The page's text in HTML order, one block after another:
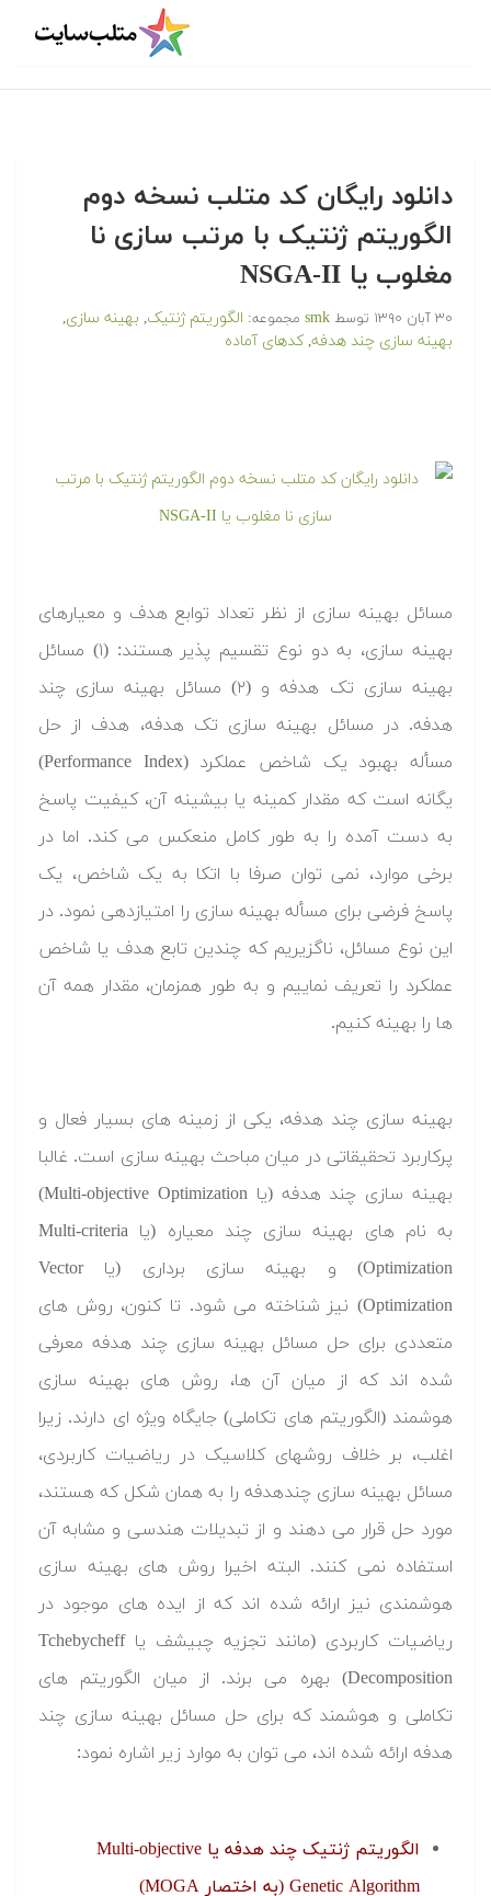
دانلود رایگان کد متلب نسخه دوم
الگوریتم ژنتیک با مرتب سازی نا
مغلوب یا NSGA-II
۳۰ آبان ۱۳۹۰ توسط smk مجموعه: الگوریتم ژنتیک, بهینه سازی,
بهینه سازی چند هدفه,کدهای آماده
مسائل بهینه سازی از نظر تعداد توابع هدف و معیارهای
بهینه سازی، به دو نوع تقسیم پذیر هستند: (۱) مسائل
بهینه سازی تک هدفه و (۲) مسائل بهینه سازی چند
هدفه. در مسائل بهینه سازی تک هدفه، هدف از حل
مسأله بهبود یک شاخص عملکرد (Performance Index)
یگانه است که مقدار کمینه یا بیشینه آن، کیفیت پاسخ
به دست آمده را به طور کامل منعکس می کند. اما در
برخی موارد، نمی توان صرفا با اتکا به یک شاخص، یک
پاسخ فرضی برای مسأله بهینه سازی را امتیازدهی نمود. در
این نوع مسائل، ناگزیریم که چندین تابع هدف یا شاخص
عملکرد را تعریف نماییم و به طور همزمان، مقدار همه آن
ها را بهینه کنیم.
بهینه سازی چند هدفه، یکی از زمینه های بسیار فعال و
پرکاربرد تحقیقاتی در میان مباحث بهینه سازی است. غالبا
بهینه سازی چند هدفه (یا Multi-objective Optimization)
به نام های بهینه سازی چند معیاره (یا Multi-criteria
Optimization) و بهینه سازی برداری (یا Vector
Optimization) نیز شناخته می شود. تا کنون، روش های
متعددی برای حل مسائل بهینه سازی چند هدفه معرفی
شده اند که از میان آن ها، روش های بهینه سازی
هوشمند (الگوریتم های تکاملی) جایگاه ویژه ای دارند. زیرا
اغلب، بر خلاف روشهای کلاسیک در ریاضیات کاربردی،
مسائل بهینه سازی چندهدفه را به همان شکل که هستند،
مورد حل قرار می دهند و از تبدیلات هندسی و مشابه آن
استفاده نمی کنند. البته اخیرا روش های بهینه سازی
هوشمندی نیز ارائه شده اند که از ایده های موجود در
ریاضیات کاربردی (مانند تجزیه چبیشف یا Tchebycheff
Decomposition) بهره می برند. از میان الگوریتم های
تکاملی و هوشمند که برای حل مسائل بهینه سازی چند
هدفه ارائه شده اند، می توان به موارد زیر اشاره نمود:
الگوریتم ژنتیک چند هدفه یا Multi-objective
Genetic Algorithm (به اختصار MOGA)